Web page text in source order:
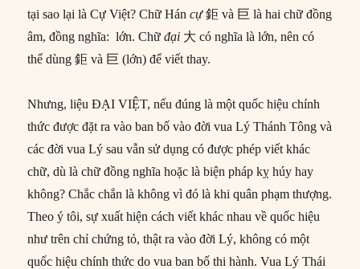
tại sao lại là Cự Việt? Chữ Háncự鉅 và 巨 là hai chữ đồng
âm, đồng nghĩa: lớn. Chữđại 大 có nghĩa là lớn, nên có
thể dùng 鉅 và 巨 (lớn) để viết thay.
Nhưng, liệu ĐẠI VIỆT, nếu đúng là một quốc hiệu chính
thức được đặt ra vào ban bố vào đời vua Lý Thánh Tông và
các đời vua Lý sau vẫn sử dụng có được phép viết khác
chữ, dù là chữ đồng nghĩa hoặc là biện pháp kỵ húy hay
không? Chắc chắn là không vì đó là khi quân phạm thượng.
Theo ý tôi, sự xuất hiện cách viết khác nhau về quốc hiệu
như trên chỉ chứng tỏ, thật ra vào đời Lý, không có một
quốc hiệu chính thức do vua ban bố thi hành. Vua Lý Thái